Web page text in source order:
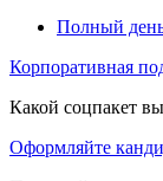
Полный
Корпоративная
Какой соцпакет
Оформляйте